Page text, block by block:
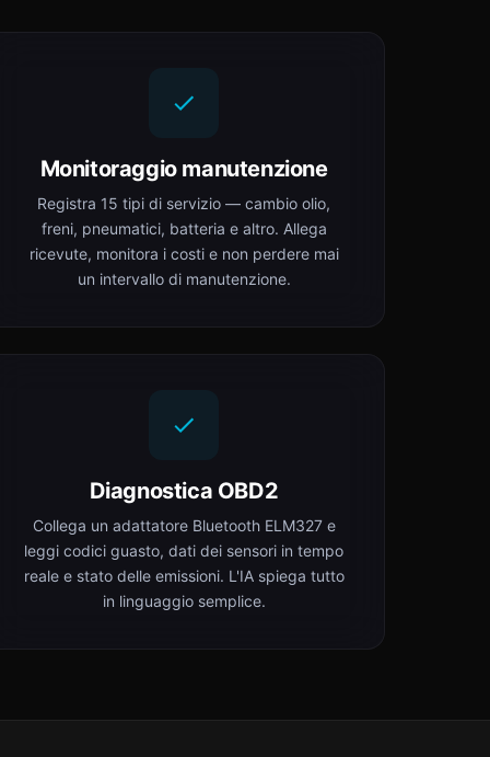
Monitoraggio manutenzione
Registra 15 tipi di servizio — cambio olio,
freni, pneumatici, batteria e altro. Allega
ricevute, monitora i costi e non perdere mai
un intervallo di manutenzione.
Diagnostica OBD2
Collega un adattatore Bluetooth ELM327 e
leggi codici guasto, dati dei sensori in tempo
reale e stato delle emissioni. L'IA spiega tutto
in linguaggio semplice.